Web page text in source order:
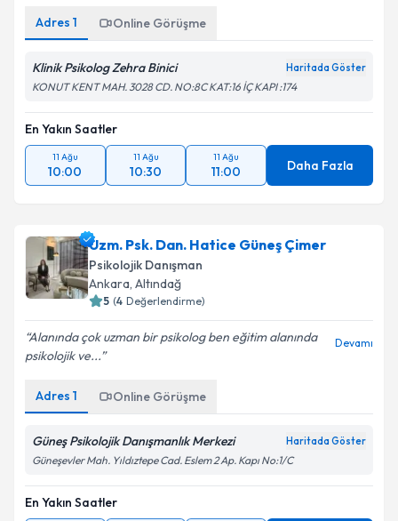
Adres 1 Online Görüşme
Klinik Psikolog Zehra Binici Haritada Göster
KONUT KENT MAH. 3028 CD. NO:8C KAT:16 İÇ KAPI :174
En Yakın Saatler
11 Ağu
10:00
11 Ağu
10:30
11 Ağu
11:00 Daha Fazla
Uzm. Psk. Dan. Hatice Güneş Çimer
Psikolojik Danışman
Ankara, Altındağ
5 (4 Değerlendirme)
Alanında çok uzman bir psikolog ben eğitim alanında
psikolojik ve...
Devamı
Adres 1 Online Görüşme
Güneş Psikolojik Danışmanlık Merkezi Haritada Göster
Güneşevler Mah. Yıldıztepe Cad. Eslem 2 Ap. Kapı No:1/C
En Yakın Saatler